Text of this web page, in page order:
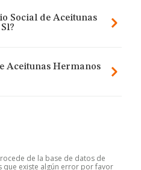
Social de Aceitunas
Aceitunas Hermanos
de la base de datos de
que existe algún error por favor